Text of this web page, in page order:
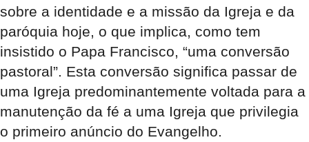
sobre a identidade e a missão da Igreja e da
paróquia hoje, o que implica, como tem
insistido o Papa Francisco, “uma conversão
pastoral”. Esta conversão significa passar de
uma Igreja predominantemente voltada para a
manutenção da fé a uma Igreja que privilegia
o primeiro anúncio do Evangelho.